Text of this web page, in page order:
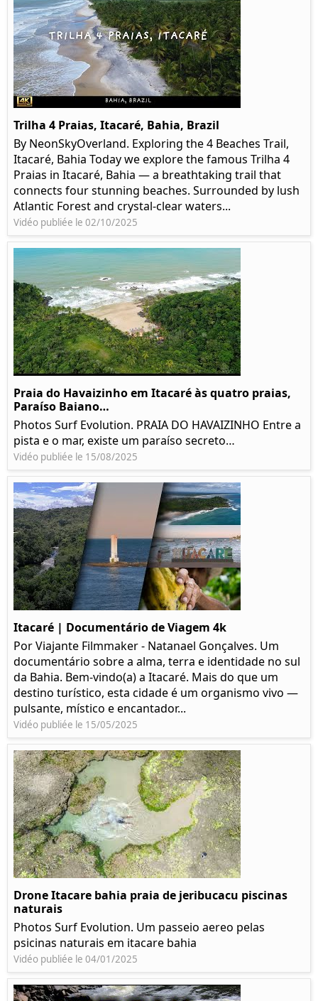
Trilha 4 Praias, Itacaré, Bahia, Brazil
By NeonSkyOverland. Exploring the 4 Beaches Trail,
Itacaré, Bahia Today we explore the famous Trilha 4
Praias in Itacaré, Bahia — a breathtaking trail that
connects four stunning beaches. Surrounded by lush
Atlantic Forest and crystal-clear waters...
Vidéo publiée le 02/10/2025
Praia do Havaizinho em Itacaré às quatro praias,
Paraíso Baiano…
Photos Surf Evolution. PRAIA DO HAVAIZINHO Entre a
pista e o mar, existe um paraíso secreto…
Vidéo publiée le 15/08/2025
Itacaré | Documentário de Viagem 4k
Por Viajante Filmmaker - Natanael Gonçalves. Um
documentário sobre a alma, terra e identidade no sul
da Bahia. Bem-vindo(a) a Itacaré. Mais do que um
destino turístico, esta cidade é um organismo vivo —
pulsante, místico e encantador...
Vidéo publiée le 15/05/2025
Drone Itacare bahia praia de jeribucacu piscinas
naturais
Photos Surf Evolution. Um passeio aereo pelas
psicinas naturais em itacare bahia
Vidéo publiée le 04/01/2025